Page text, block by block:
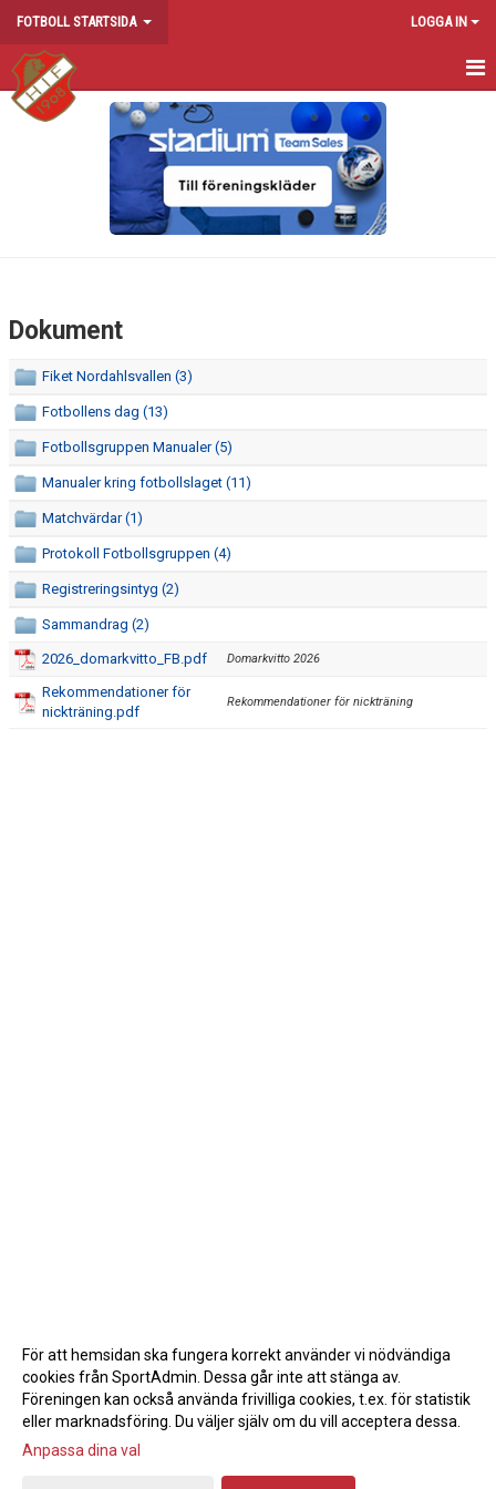
FOTBOLL STARTSIDA LOGGA IN
HEM
Dokument
Fiket Nordahlsvallen (3)
Fotbollens dag (13)
Fotbollsgruppen Manualer (5)
Manualer kring fotbollslaget (11)
Matchvärdar (1)
Protokoll Fotbollsgruppen (4)
Registreringsintyg (2)
Sammandrag (2)
2026_domarkvitto_FB.pdf Domarkvitto 2026
Rekommendationer för
nickträning.pdf
Rekommendationer för nickträning
Gå till Webbversion
För att hemsidan ska fungera korrekt använder vi nödvändiga
cookies från SportAdmin. Dessa går inte att stänga av.
Föreningen kan också använda frivilliga cookies, t.ex. för statistik
eller marknadsföring. Du väljer själv om du vill acceptera dessa.
Anpassa dina val